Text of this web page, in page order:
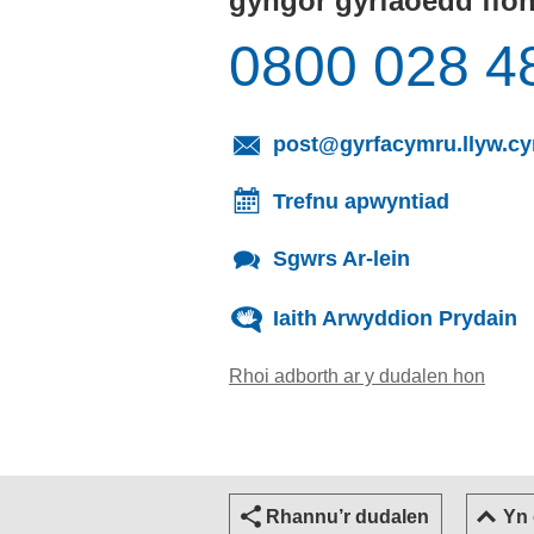
0800 028
Trefnu apwyntiad
Sgwrs Ar-lein
Iaith Arwyddion Prydain
Rhoi adborth ar y dudalen hon
Rhannu’r dudalen